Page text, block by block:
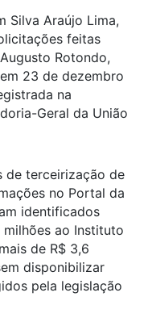
Silva Araújo Lima,
feitas
Rotondo,
23 de dezembro
na
Geral da União
de terceirização de
no Portal da
identificados
ao Instituto
de R$ 3,6
disponibilizar
pela legislação